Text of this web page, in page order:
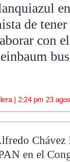
de
con
| 2:24 pm 23
en el